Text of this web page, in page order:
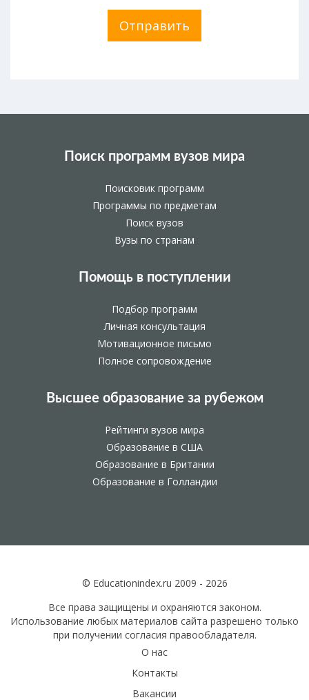
Отправить
Поиск программ вузов мира
Поисковик программ
Программы по предметам
Поиск вузов
Вузы по странам
Помощь в поступлении
Подбор программ
Личная консультация
Мотивационное письмо
Полное сопровождение
Высшее образование за рубежом
Рейтинги вузов мира
Образование в США
Образование в Британии
Образование в Голландии
© Educationindex.ru 2009 - 2026
Все права защищены и охраняются законом.
Использование любых материалов сайта разрешено только
при получении согласия правообладателя.
О нас
Контакты
Вакансии